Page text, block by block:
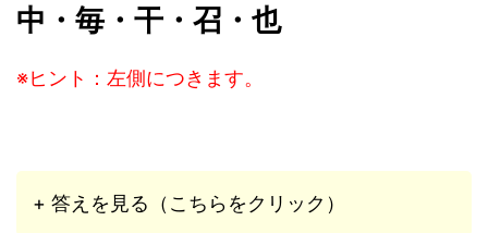
中・毎・干・召・也
※ヒント：左側につきます。
+ 答えを見る（こちらをクリック）